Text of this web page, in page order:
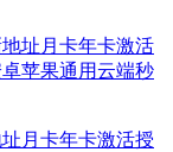
月卡年卡激活授